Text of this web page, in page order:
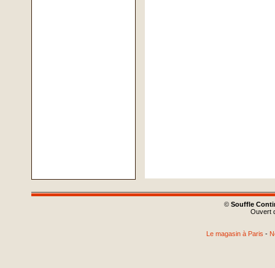
© Souffle
Ouvert
Le magasin à Paris -